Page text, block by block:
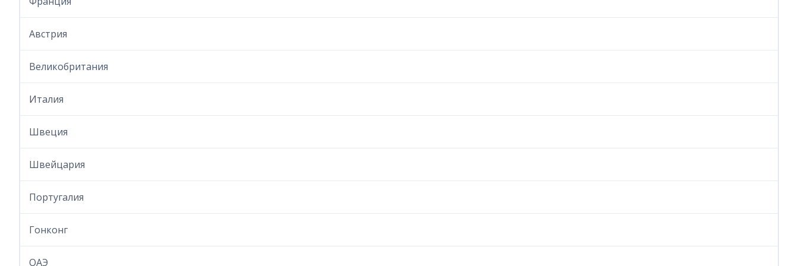
Австрия
Великобритания
Италия
Швеция
Швейцария
Португалия
Гонконг
ОАЭ